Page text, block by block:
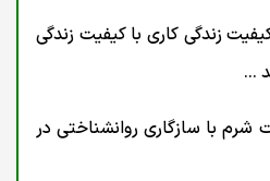
زندگی کاری با کیفیت زندگی
...
شرم با سازگاری روانشناختی در